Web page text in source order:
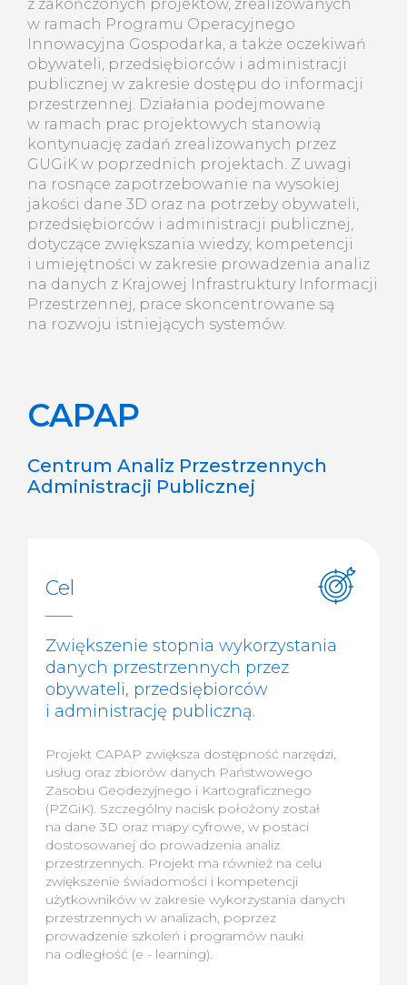
z zakończonych projektów, zrealizowanych
w ramach Programu Operacyjnego
Innowacyjna Gospodarka, a także oczekiwań
obywateli, przedsiębiorców i administracji
publicznej w zakresie dostępu do informacji
przestrzennej. Działania podejmowane
w ramach prac projektowych stanowią
kontynuację zadań zrealizowanych przez
GUGiK w poprzednich projektach. Z uwagi
na rosnące zapotrzebowanie na wysokiej
jakości dane 3D oraz na potrzeby obywateli,
przedsiębiorców i administracji publicznej,
dotyczące zwiększania wiedzy, kompetencji
i umiejętności w zakresie prowadzenia analiz
na danych z Krajowej Infrastruktury Informacji
Przestrzennej, prace skoncentrowane są
na rozwoju istniejących systemów.
CAPAP
Centrum Analiz Przestrzennych
Administracji Publicznej
Cel
Zwiększenie stopnia wykorzystania
danych przestrzennych przez
obywateli, przedsiębiorców
i administrację publiczną.
Projekt CAPAP zwiększa dostępność narzędzi,
usług oraz zbiorów danych Państwowego
Zasobu Geodezyjnego i Kartograficznego
(PZGiK). Szczególny nacisk położony został
na dane 3D oraz mapy cyfrowe, w postaci
dostosowanej do prowadzenia analiz
przestrzennych. Projekt ma również na celu
zwiększenie świadomości i kompetencji
użytkowników w zakresie wykorzystania danych
przestrzennych w analizach, poprzez
prowadzenie szkoleń i programów nauki
na odległość (e - learning).